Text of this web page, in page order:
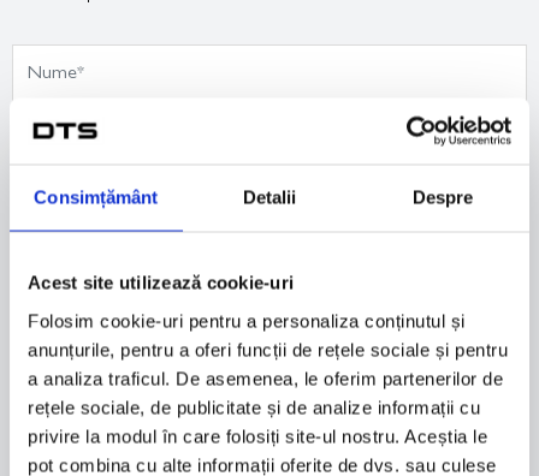
Consimțământ Detalii Despre
Acest site utilizează cookie-uri
Folosim cookie-uri pentru a personaliza conținutul și
anunțurile, pentru a oferi funcții de rețele sociale și pentru
a analiza traficul. De asemenea, le oferim partenerilor de
rețele sociale, de publicitate și de analize informații cu
privire la modul în care folosiți site-ul nostru. Aceștia le
pot combina cu alte informații oferite de dvs. sau culese